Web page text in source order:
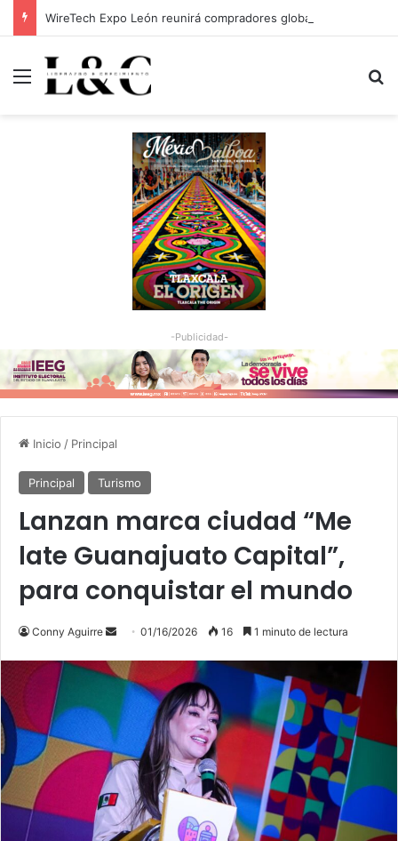
Menu
-Publicidad-
Inicio / Principal
Principal Turismo
Lanzan marca ciudad “Me
late Guanajuato Capital”,
para conquistar el mundo
Conny Aguirre
Send
email
01/16/2026 16 1 minuto de lectura